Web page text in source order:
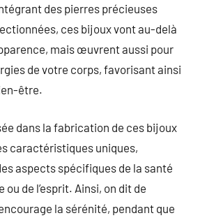
des pierres précieuses
ces bijoux vont au-delà
mais œuvrent aussi pour
de votre corps, favorisant ainsi
être.
dans la fabrication de ces bijoux
caractéristiques uniques,
aspects spécifiques de la santé
ou de l’esprit. Ainsi, on dit de
la sérénité, pendant que